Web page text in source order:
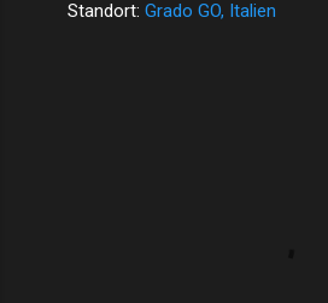
Standort: Grado GO, Italien